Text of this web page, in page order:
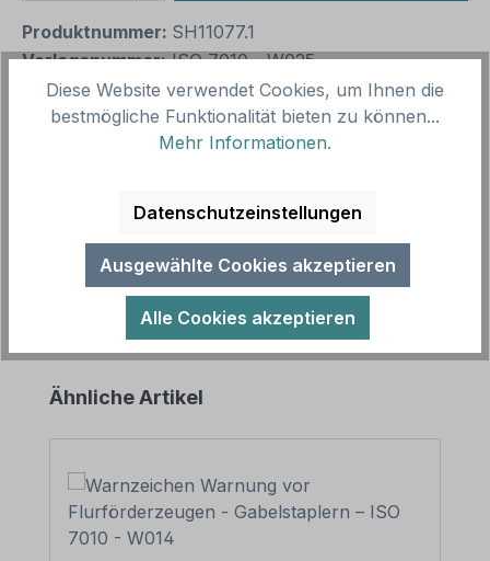
Produktnummer: SH11077.1
Vorlagenummer: ISO 7010 - W025
oder Gefahrensituation hin… Mehr
Produktgalerie überspringen
Ähnliche Artikel
Diese Website verwendet Cookies, um Ihnen die
bestmögliche Funktionalität bieten zu können...
Mehr Informationen.
Datenschutzeinstellungen
Ausgewählte Cookies akzeptieren
Alle Cookies akzeptieren